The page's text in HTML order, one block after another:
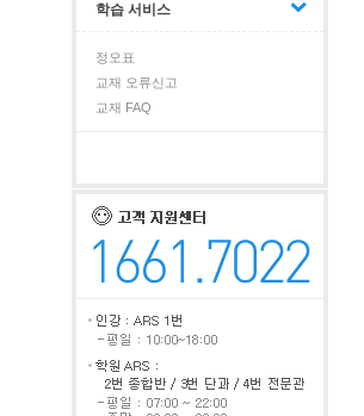
학습 서비스
정오표
교재 오류신고
교재 FAQ